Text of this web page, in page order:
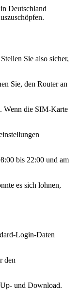
Deutschland
Sie also sicher,
Sie, den Router an
Wenn die SIM-Karte
bis 22:00 und am
es sich lohnen,
Login-Daten
den
und Download.